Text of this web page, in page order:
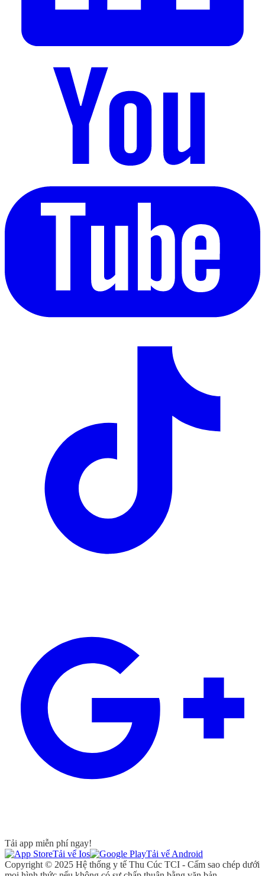
Tải app miễn phí ngay!
Tải vể Ios
Tải vể Android
Copyright © 2025 Hệ thống y tế Thu Cúc TCI - Cấm sao chép dưới